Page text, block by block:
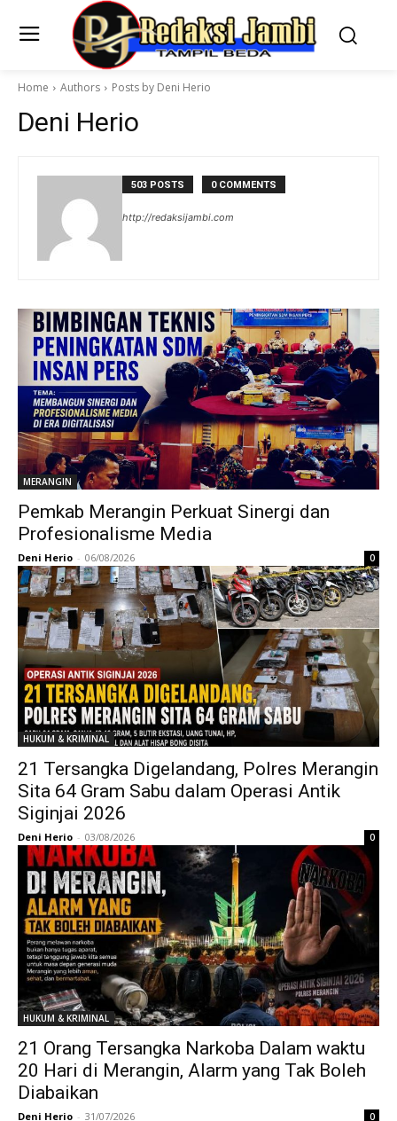
Home Authors Posts by Deni Herio
Deni Herio
503 POSTS 0 COMMENTS
http://redaksijambi.com
MERANGIN
Pemkab Merangin Perkuat Sinergi dan
Profesionalisme Media
Deni Herio - 06/08/2026 0
HUKUM & KRIMINAL
21 Tersangka Digelandang, Polres Merangin
Sita 64 Gram Sabu dalam Operasi Antik
Siginjai 2026
Deni Herio - 03/08/2026 0
HUKUM & KRIMINAL
21 Orang Tersangka Narkoba Dalam waktu
20 Hari di Merangin, Alarm yang Tak Boleh
Diabaikan
Deni Herio - 31/07/2026 0